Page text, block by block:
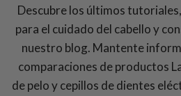
Descubre los últimos
para el cuidado del cabello y
nuestro blog. Mantente
comparaciones de productos
de pelo y cepillos de dientes